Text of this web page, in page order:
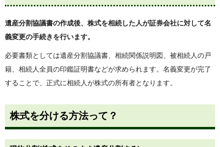
遺産分割協議書の作成後、株式を相続した人が証券会社に対して名
義変更の手続きを行います。
必要書類としては遺産分割協議書、相続関係説明図、被相続人の戸
籍、相続人全員の印鑑証明書などが求められます。名義変更が完了
することで、正式に相続人が株式の所有者となります。
株式を分ける方法って？